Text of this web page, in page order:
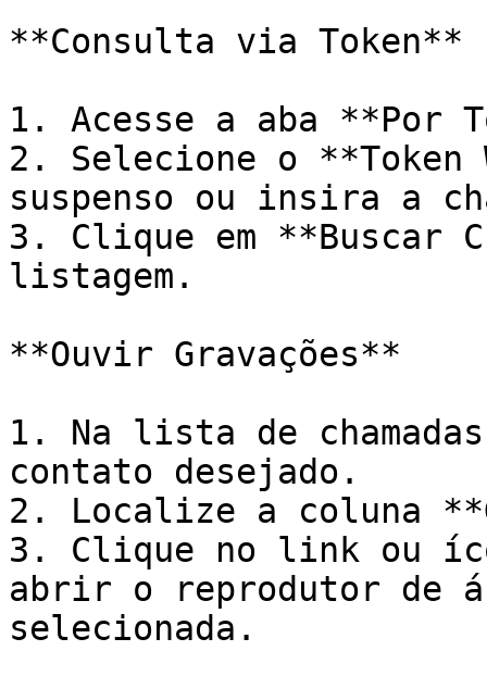
**Consulta via Token**
1. Acesse a aba **Por
2. Selecione o **Token
suspenso ou insira a
3. Clique em **Buscar
listagem.
**Ouvir Gravações**
1. Na lista de
contato desejado.
2. Localize a coluna
3. Clique no link ou
abrir o reprodutor de
selecionada.